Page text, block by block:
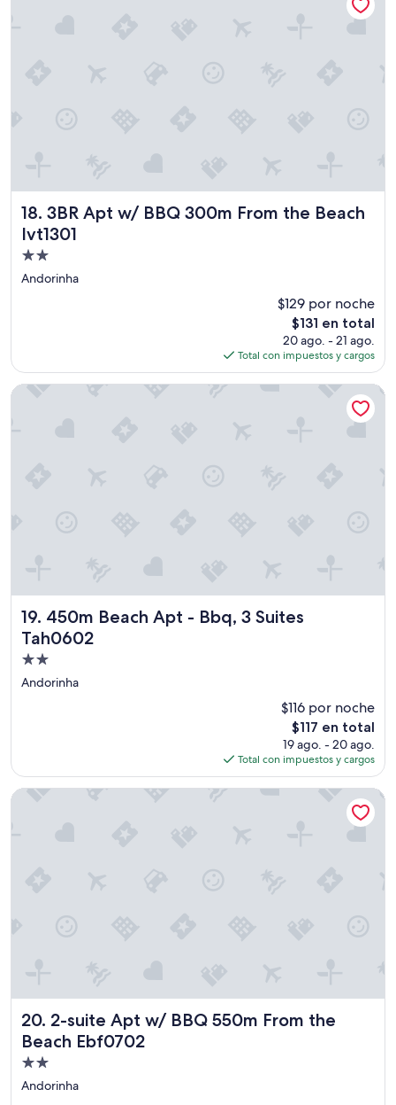
18. 3BR Apt w/ BBQ 300m From the Beach
Ivt1301
3BR Apt w/ BBQ 300m From the Beach Ivt1301
Propiedad
de
Andorinha
$129 por noche
El
precio
actual
es
de
$131 en total
20 ago. - 21 ago.
Total con impuestos y cargos
19. 450m Beach Apt - Bbq, 3 Suites
Tah0602
450m Beach Apt - Bbq, 3 Suites Tah0602
Propiedad
de
Andorinha
$116 por noche
El
precio
actual
es
de
$117 en total
19 ago. - 20 ago.
Total con impuestos y cargos
450m Beach Apt - Bbq, 3 Suites Tah0602
20. 2-suite Apt w/ BBQ 550m From the
Beach Ebf0702
2-suite Apt w/ BBQ 550m From the Beach Ebf0702
Propiedad
de
Andorinha
2-suite Apt w/ BBQ 550m From the Beach Ebf0702